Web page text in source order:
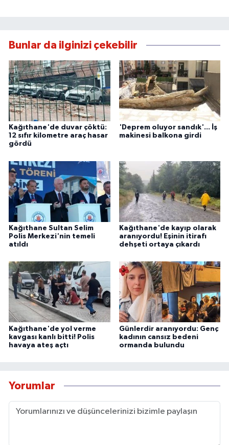
Bunlar da ilginizi çekebilir
Kağıthane'de duvar çöktü:
12 sıfır kilometre araç hasar
gördü
'Deprem oluyor sandık'... İş
makinesi balkona girdi
Kağıthane Sultan Selim
Polis Merkezi'nin temeli
atıldı
Kağıthane'de kayıp olarak
aranıyordu! Eşinin itirafı
dehşeti ortaya çıkardı
Kağıthane'de yol verme
kavgası kanlı bitti! Polis
havaya ateş açtı
Günlerdir aranıyordu: Genç
kadının cansız bedeni
ormanda bulundu
Yorumlar